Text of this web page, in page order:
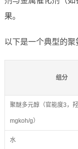
果。
以下是一个典型的聚
组分
聚醚多元醇（官能度3，
mgkoh/g）
水